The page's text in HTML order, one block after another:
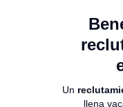
Un
llena